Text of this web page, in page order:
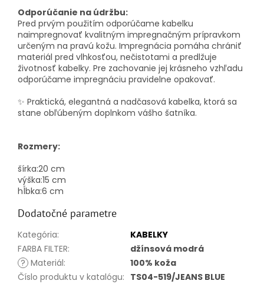
Odporúčanie na údržbu:
Pred prvým použitím odporúčame kabelku
naimpregnovať kvalitným impregnačným prípravkom
určeným na pravú kožu. Impregnácia pomáha chrániť
materiál pred vlhkosťou, nečistotami a predlžuje
životnosť kabelky. Pre zachovanie jej krásneho vzhľadu
odporúčame impregnáciu pravidelne opakovať.
✨ Praktická, elegantná a nadčasová kabelka, ktorá sa
stane obľúbeným doplnkom vášho šatníka.
Rozmery:
šírka:20 cm
výška:15 cm
hĺbka:6 cm
Dodatočné parametre
Kategória:
KABELKY
FARBA FILTER:
džínsová modrá
? Materiál:
100% koža
Číslo produktu v katalógu: TS04-519/JEANS BLUE